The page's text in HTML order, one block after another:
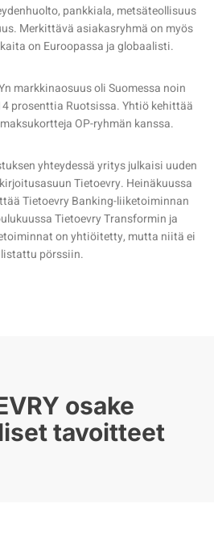
pankkiala, metsäteollisuus
Merkittävä asiakasryhmä on myös
on Euroopassa ja globaalisti.
markkinaosuus oli Suomessa noin
prosenttia Ruotsissa. Yhtiö kehittää
OP-ryhmän kanssa.
yhteydessä yritys julkaisi uuden
Tietoevry. Heinäkuussa
Tietoevry Banking-liiketoiminnan
Tietoevry Transformin ja
on yhtiöitetty, mutta niitä ei
pörssiin.
osake
tavoitteet